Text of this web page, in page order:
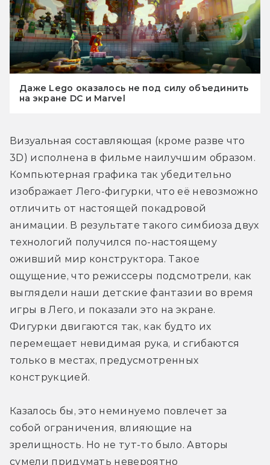
Даже Lego оказалось не под силу объединить
на экране DC и Marvel
Визуальная составляющая (кроме разве что
3D) исполнена в фильме наилучшим образом.
Компьютерная графика так убедительно
изображает Лего-фигурки, что её невозможно
отличить от настоящей покадровой
анимации. В результате такого симбиоза двух
технологий получился по-настоящему
оживший мир конструктора. Такое
ощущение, что режиссеры подсмотрели, как
выглядели наши детские фантазии во время
игры в Лего, и показали это на экране.
Фигурки двигаются так, как будто их
перемещает невидимая рука, и сгибаются
только в местах, предусмотренных
конструкцией.
Казалось бы, это неминуемо повлечет за
собой ограничения, влияющие на
зрелищность. Но не тут-то было. Авторы
сумели придумать невероятно